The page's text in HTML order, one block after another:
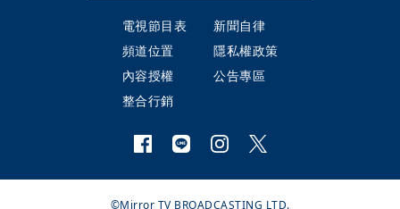
電視節目表
新聞自律
頻道位置
隱私權政策
內容授權
公告專區
整合行銷
©Mirror TV BROADCASTING LTD.